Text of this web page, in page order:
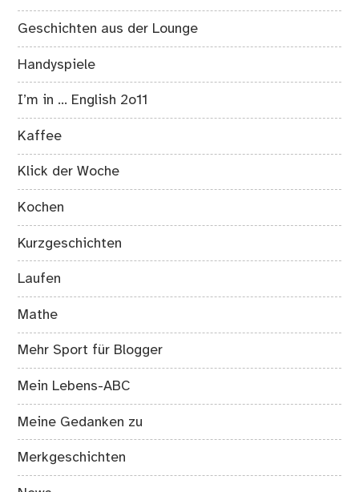
Geschichten aus der Lounge
Handyspiele
I’m in … English 2o11
Kaffee
Klick der Woche
Kochen
Kurzgeschichten
Laufen
Mathe
Mehr Sport für Blogger
Mein Lebens-ABC
Meine Gedanken zu
Merkgeschichten